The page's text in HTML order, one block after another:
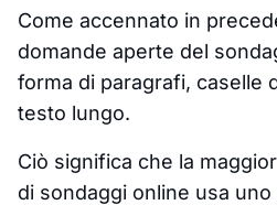
Come accennato in
domande aperte del
forma di paragrafi, caselle
testo lungo.
Ciò significa che la
di sondaggi online usa